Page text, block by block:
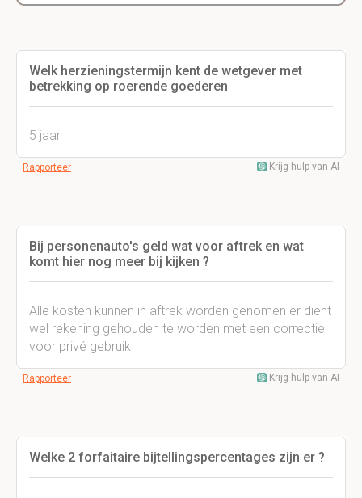
Welk herzieningstermijn kent de wetgever met
betrekking op roerende goederen
5 jaar
Rapporteer Krijg hulp van AI
Bij personenauto's geld wat voor aftrek en wat
komt hier nog meer bij kijken ?
Alle kosten kunnen in aftrek worden genomen er dient
wel rekening gehouden te worden met een correctie
voor privé gebruik
Rapporteer Krijg hulp van AI
Welke 2 forfaitaire bijtellingspercentages zijn er ?